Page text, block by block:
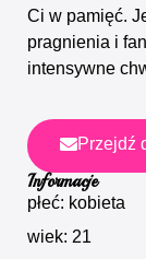
Ci w pamięć.
pragnienia i
intensywne
Przejdź
Informacje
płeć: kobieta
wiek: 21